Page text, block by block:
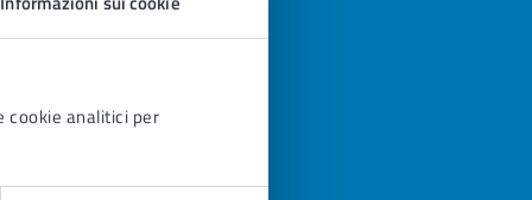
cookie analitici per